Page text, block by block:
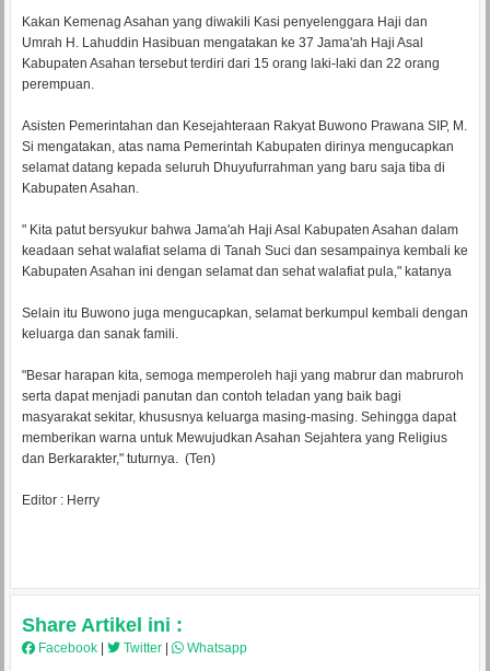
Kakan Kemenag Asahan yang diwakili Kasi penyelenggara Haji dan
Umrah H. Lahuddin Hasibuan mengatakan ke 37 Jama'ah Haji Asal
Kabupaten Asahan tersebut terdiri dari 15 orang laki-laki dan 22 orang
perempuan.
Asisten Pemerintahan dan Kesejahteraan Rakyat Buwono Prawana SIP, M.
Si mengatakan, atas nama Pemerintah Kabupaten dirinya mengucapkan
selamat datang kepada seluruh Dhuyufurrahman yang baru saja tiba di
Kabupaten Asahan.
" Kita patut bersyukur bahwa Jama'ah Haji Asal Kabupaten Asahan dalam
keadaan sehat walafiat selama di Tanah Suci dan sesampainya kembali ke
Kabupaten Asahan ini dengan selamat dan sehat walafiat pula," katanya
Selain itu Buwono juga mengucapkan, selamat berkumpul kembali dengan
keluarga dan sanak famili.
"Besar harapan kita, semoga memperoleh haji yang mabrur dan mabruroh
serta dapat menjadi panutan dan contoh teladan yang baik bagi
masyarakat sekitar, khususnya keluarga masing-masing. Sehingga dapat
memberikan warna untuk Mewujudkan Asahan Sejahtera yang Religius
dan Berkarakter," tuturnya. (Ten)
Editor : Herry
Share Artikel ini :
Facebook Twitter Whatsapp